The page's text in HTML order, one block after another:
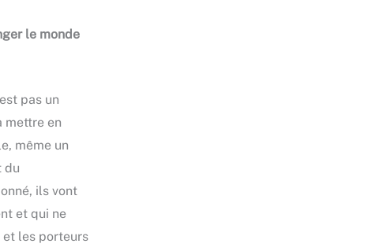
le monde
pas un
mettre en
même un
du
ils vont
et qui ne
les porteurs